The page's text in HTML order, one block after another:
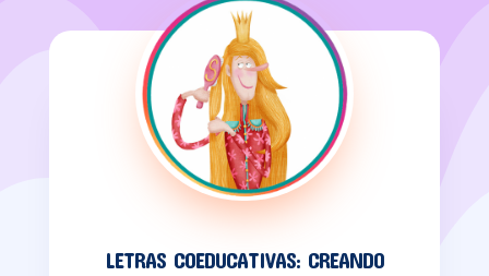
LETRAS COEDUCATIVAS: CREANDO